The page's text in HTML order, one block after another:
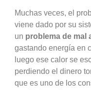
Muchas veces, el
viene dado por su
un problema de mal
gastando energía en
luego ese calor se
perdiendo el dinero
que es uno de los